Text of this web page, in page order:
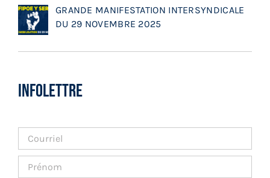
GRANDE MANIFESTATION INTERSYNDICALE
DU 29 NOVEMBRE 2025
INFOLETTRE